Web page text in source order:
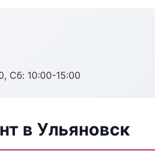
Сб: 10:00-15:00
в Ульяновск